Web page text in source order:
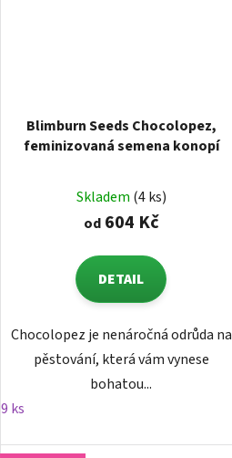
Blimburn Seeds Chocolopez,
feminizovaná semena konopí
Skladem (4 ks)
od604 Kč
DETAIL
Chocolopez je nenáročná odrůda na
pěstování, která vám vynese
bohatou...
9 ks